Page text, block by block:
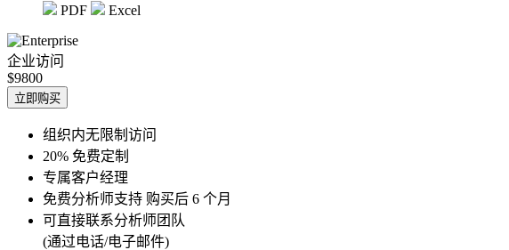
PDF
Excel
企业访问
$9800
立即购买
组织内无限制访问
20% 免费定制
专属客户经理
免费分析师支持 购买后 6 个月
可直接联系分析师团队
(通过电话/电子邮件)